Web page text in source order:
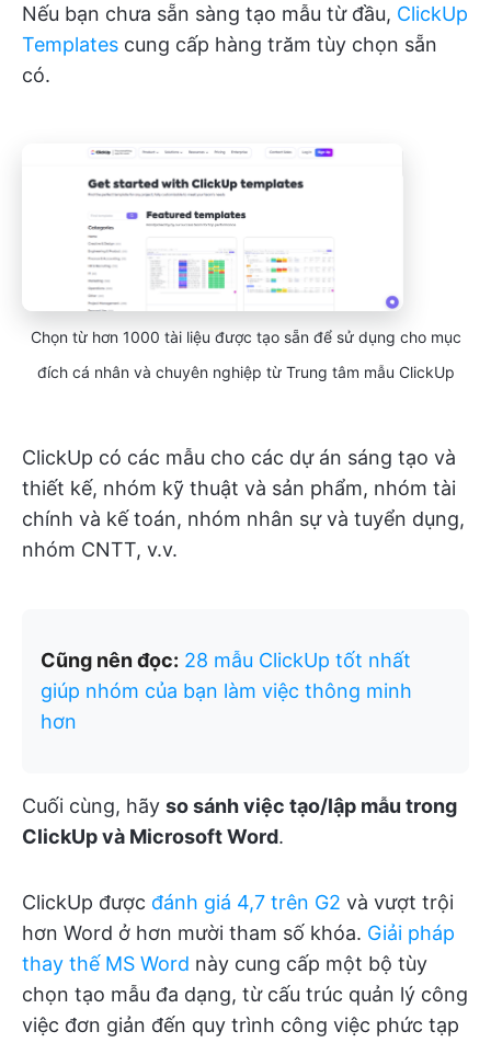
Nếu bạn chưa sẵn sàng tạo mẫu từ đầu, ClickUp
Templates cung cấp hàng trăm tùy chọn sẵn
có.
Chọn từ hơn 1000 tài liệu được tạo sẵn để sử dụng cho mục
đích cá nhân và chuyên nghiệp từ Trung tâm mẫu ClickUp
ClickUp có các mẫu cho các dự án sáng tạo và
thiết kế, nhóm kỹ thuật và sản phẩm, nhóm tài
chính và kế toán, nhóm nhân sự và tuyển dụng,
nhóm CNTT, v.v.
Cũng nên đọc: 28 mẫu ClickUp tốt nhất
giúp nhóm của bạn làm việc thông minh
hơn
Cuối cùng, hãy so sánh việc tạo/lập mẫu trong
ClickUp và Microsoft Word.
ClickUp được đánh giá 4,7 trên G2 và vượt trội
hơn Word ở hơn mười tham số khóa. Giải pháp
thay thế MS Word này cung cấp một bộ tùy
chọn tạo mẫu đa dạng, từ cấu trúc quản lý công
việc đơn giản đến quy trình công việc phức tạp